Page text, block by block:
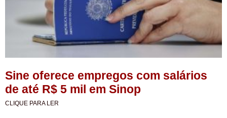
Sine oferece empregos com salários
de até R$ 5 mil em Sinop
CLIQUE PARA LER